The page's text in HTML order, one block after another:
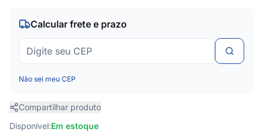
Calcular frete e prazo
Não sei meu CEP
Compartilhar produto
Disponível:Em estoque